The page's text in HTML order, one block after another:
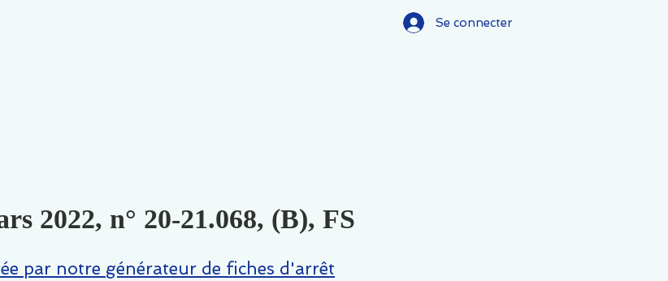
Se connecter
2022, n° 20-21.068, (B), FS
par notre générateur de fiches d'arrêt